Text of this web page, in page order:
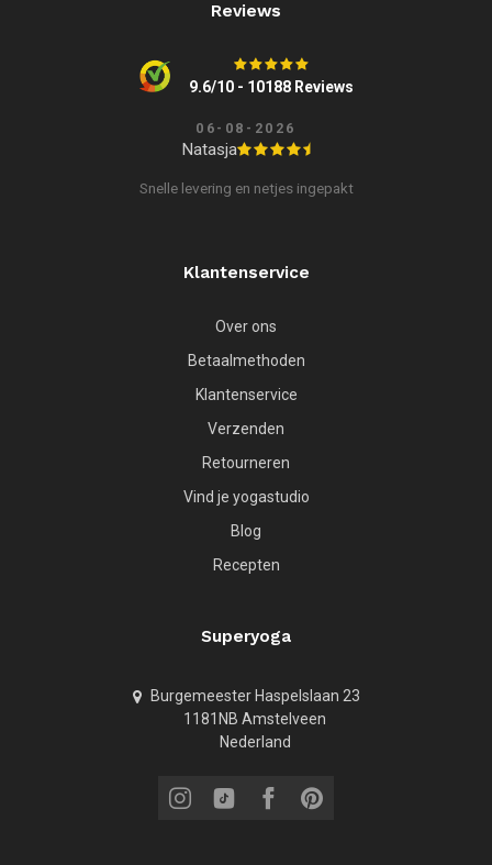
Reviews
9.6/10 - 10188 Reviews
06-08-2026
Natasja
Snelle levering en netjes ingepakt
Klantenservice
Over ons
Betaalmethoden
Klantenservice
Verzenden
Retourneren
Vind je yogastudio
Blog
Recepten
Superyoga
Burgemeester Haspelslaan 23
1181NB Amstelveen
Nederland